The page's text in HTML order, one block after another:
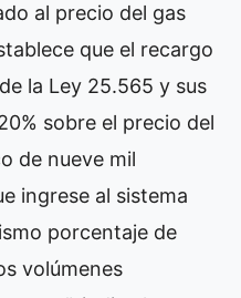
al precio del gas
que el recargo
la Ley 25.565 y sus
sobre el precio del
de nueve mil
ingrese al sistema
porcentaje de
volúmenes